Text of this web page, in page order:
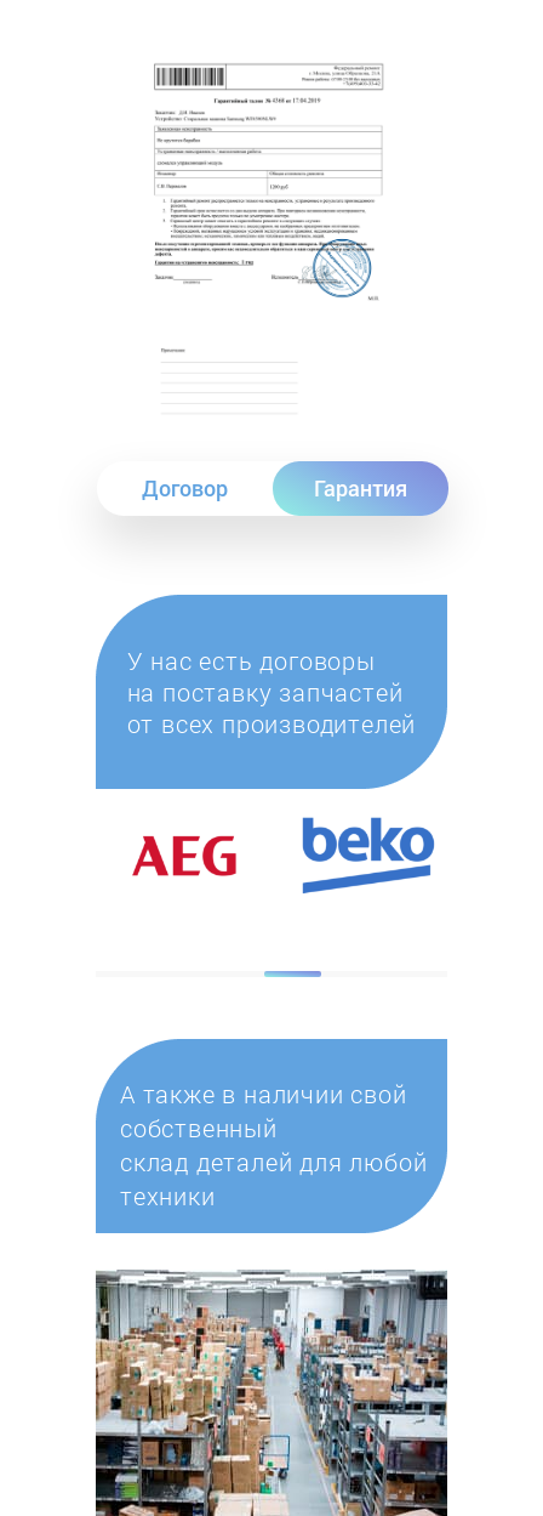
Договор Гарантия
У нас есть договоры
на поставку запчастей
от всех производителей
А также в наличии свой
собственный
склад деталей для любой
техники